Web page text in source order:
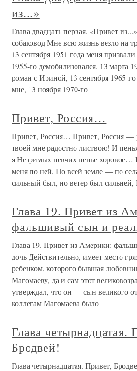
из...»
Глава двадцать первая. «Привет
собаковод Мне всю жизнь везло на
13 сентября 1951 года меня
1955-го демобилизовался. 13 марта
роман с Ириной, 13 сентября 1965-го
мне, 13 ноября 1970-го
Привет, Россия…
Привет, Россия… Привет, Россия —
твоей мне радостно листвою! И
я Незримых певчих пенье хоровое…
меня по ней, По всей земле — по
сильный был, но ветер был сильней,
Глава 19. Привет из
фальшивый сын и
Глава 19. Привет из Америки:
дочь Действительно, имеет место
ребенком, которого бывшая
Магомаеву, да и сам этот
утверждал, что он — сын великого
коллегам Магомаева было
Глава четырнадцатая.
Бродвей!
Глава четырнадцатая. Привет,